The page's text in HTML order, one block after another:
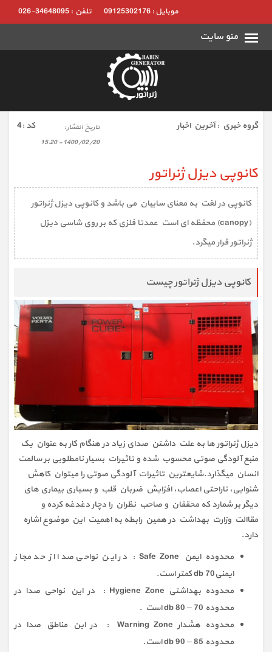
تلفن : 34648095-026 موبایل : 09125302176
گروه خبري :آخرین اخبار
تاريخ انتشار :
1400/02/20 - 15:20
كد :4
کانوپی دیزل ژنراتور
کانوپی در لغت به معنای سایبان می باشد و کانوپی دیزل ژنراتور
(canopy) محفظه ای است عمدتا فلزی که بر روی شاسی دیزل
ژنراتور قرار میگرد.
کانوپی دیزل ژنراتور چیست
دیزل ژنراتور ها به علت داشتن صدای زیاد در هنگام کار به عنوان یک
منبع آلودگی صوتی محسوب شده و تاثیرات بسیار نامطلوبی بر سالمت
انسان میگذارد.شایعترین تاثیرات آلودگی صوتی را میتوان کاهش
شنوایی، ناراحتی اعصاب، افزایش ضربان قلب و بسیاری بیماری های
دیگر بر شمارد که محققان و صاحب نظران را دچار دغدغه کرده و
مقاالت وزارت بهداشت در همین رابطه به اهمیت این موضوع اشاره
دارد.
محدوده ایمن Safe Zone : در این نواحی صدا از حد مجاز
ایمنی70 db کمتر است.
محدوده بهداشتی Hygiene Zone : در این نواحی صدا در
محدوده 70 – 80 db است .
محدوده هشدار Warning Zone : در این مناطق صدا در
محدوده 85 – 90 db است.